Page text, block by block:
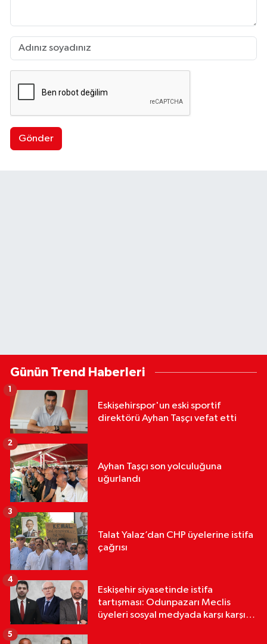
Gönder
Günün Trend Haberleri
Eskişehirspor'un eski sportif
direktörü Ayhan Taşçı vefat etti
Ayhan Taşçı son yolculuğuna
uğurlandı
2
Talat Yalaz’dan CHP üyelerine istifa
çağrısı
3
Eskişehir siyasetinde istifa
tartışması: Odunpazarı Meclis
üyeleri sosyal medyada karşı karşıya
4
5